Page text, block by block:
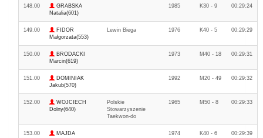
148.00
GRABSKA
Natalia(601)
1985 K30 - 9 00:29:24
149.00
FIDOR
Małgorzata(553)
Lewin Biega 1976 K40 - 5 00:29:29
150.00
BRODACKI
Marcin(619)
1973 M40 - 18 00:29:31
151.00
DOMINIAK
Jakub(570)
1992 M20 - 49 00:29:32
152.00
WOJCIECH
Dolny(640)
Polskie
Stowarzyszenie
Taekwon-do
1965 M50 - 8 00:29:33
153.00
MAJDA
1974 K40 - 6 00:29:39